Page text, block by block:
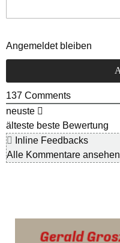
Angemeldet bleiben
137 Comments
neuste
älteste beste Bewertung
Inline Feedbacks
Alle Kommentare ansehen